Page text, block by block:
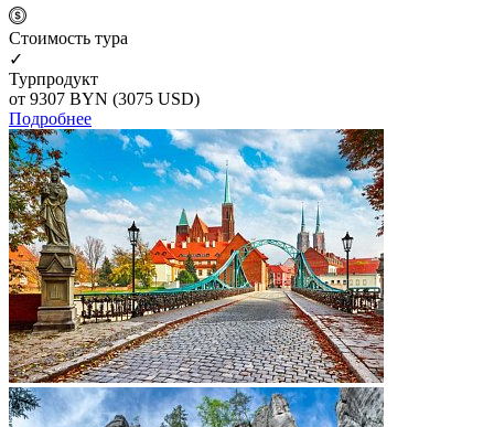
Cтоимость тура
✓
Турпродукт
от 9307 BYN (3075 USD)
Подробнее